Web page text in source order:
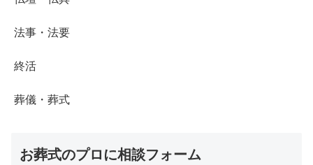
法事・法要
終活
葬儀・葬式
お葬式のプロに相談フォーム